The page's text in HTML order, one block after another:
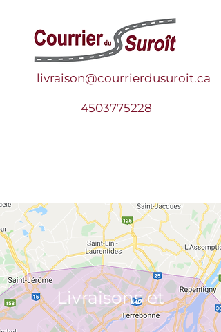
livraison@courrierdusuroit.ca
4503775228
Livraisons et